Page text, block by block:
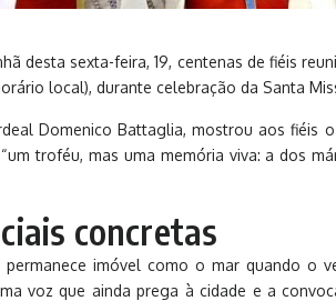
desta sexta-feira, 19, centenas de fiéis
local), durante celebração da Santa
Domenico Battaglia, mostrou aos
troféu, mas uma memória viva: a dos
concretas
imóvel como o mar quando
voz que ainda prega à cidade e a